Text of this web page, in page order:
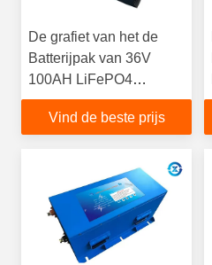
De grafiet van het de
Batterijpak van 36V
100AH LiFePO4
Vertoning van Soc voor
Golfkar
Vind de beste prijs